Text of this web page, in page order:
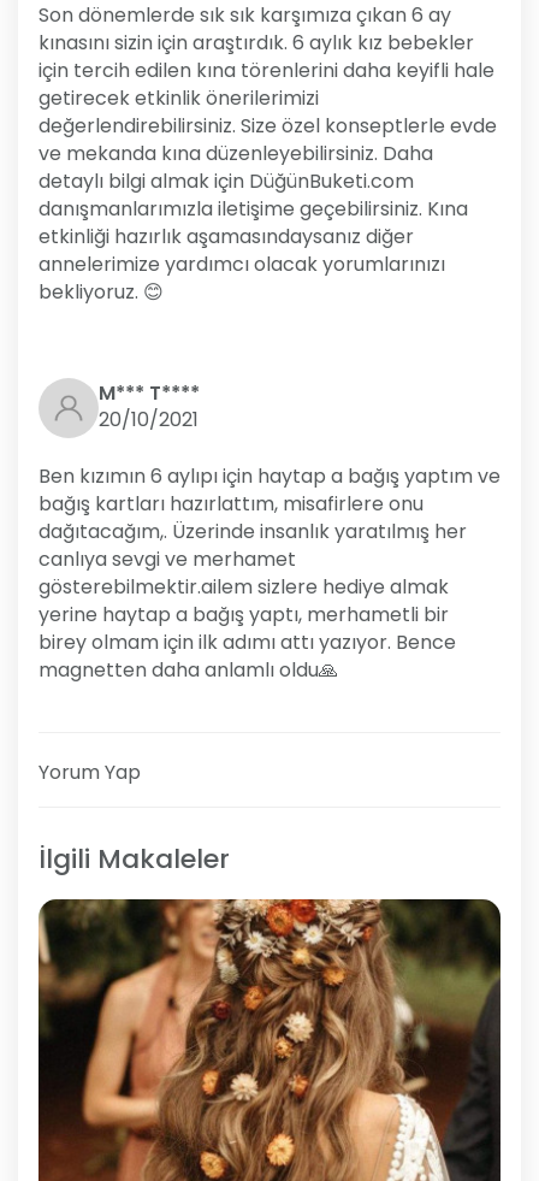
Son dönemlerde sık sık karşımıza çıkan 6 ay
kınasını sizin için araştırdık. 6 aylık kız bebekler
için tercih edilen kına törenlerini daha keyifli hale
getirecek etkinlik önerilerimizi
değerlendirebilirsiniz. Size özel konseptlerle evde
ve mekanda kına düzenleyebilirsiniz. Daha
detaylı bilgi almak için DüğünBuketi.com
danışmanlarımızla iletişime geçebilirsiniz. Kına
etkinliği hazırlık aşamasındaysanız diğer
annelerimize yardımcı olacak yorumlarınızı
bekliyoruz. 😊
M*** T****
20/10/2021
Ben kızımın 6 aylıpı için haytap a bağış yaptım ve
bağış kartları hazırlattım, misafirlere onu
dağıtacağım,. Üzerinde insanlık yaratılmış her
canlıya sevgi ve merhamet
gösterebilmektir.ailem sizlere hediye almak
yerine haytap a bağış yaptı, merhametli bir
birey olmam için ilk adımı attı yazıyor. Bence
magnetten daha anlamlı oldu🙏
Yorum Yap
İlgili Makaleler